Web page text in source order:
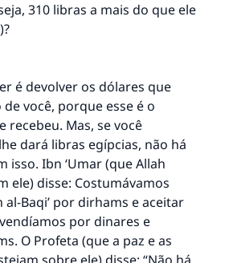
310 libras a mais do que ele
é devolver os dólares que
você, porque esse é o
recebeu. Mas, se você
dará libras egípcias, não há
isso. Ibn ‘Umar (que Allah
ele) disse: Costumávamos
Baqi’ por dirhams e aceitar
por dinares e
O Profeta (que a paz e as